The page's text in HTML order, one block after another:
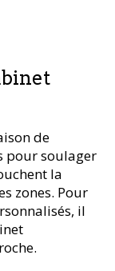
de
pour soulager
la
zones. Pour
il